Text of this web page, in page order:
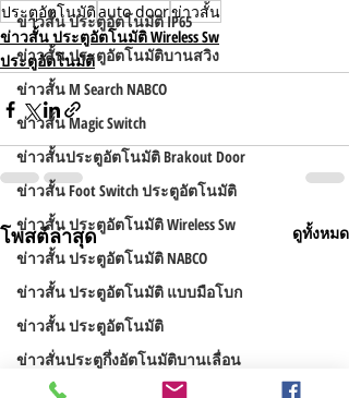
ข่าวสั้น ประตูอัตโนมัติ IP65
ข่าวสั้น ประตูอัตโนมัติบานสวิง
ข่าวสั้น M Search NABCO
ข่าวสั้น Magic Switch
ข่าวสั้นประตูอัตโนมัติ Brakout Door
ข่าวสั้น Foot Switch ประตูอัตโนมัติ
ข่าวสั้น ประตูอัตโนมัติ Wireless Sw
ข่าวสั้น ประตูอัตโนมัติ NABCO
ข่าวสั้น ประตูอัตโนมัติ แบบมือโบก
ข่าวสั้น ประตูอัตโนมัติ
ข่าวสั่นประตูกึ่งอัตโนมัติบานเลื่อน
ข่าวสั้น ประตูอัตโนมัติโรงจอดรถ
ประตูอัตโนมัติauto doorข่าวสั้น
ข่าวสั้น ประตูอัตโนมัติ Wireless Sw
ประตูอัตโนมัติ
โพสต์ล่าสุด ดูทั้งหมด